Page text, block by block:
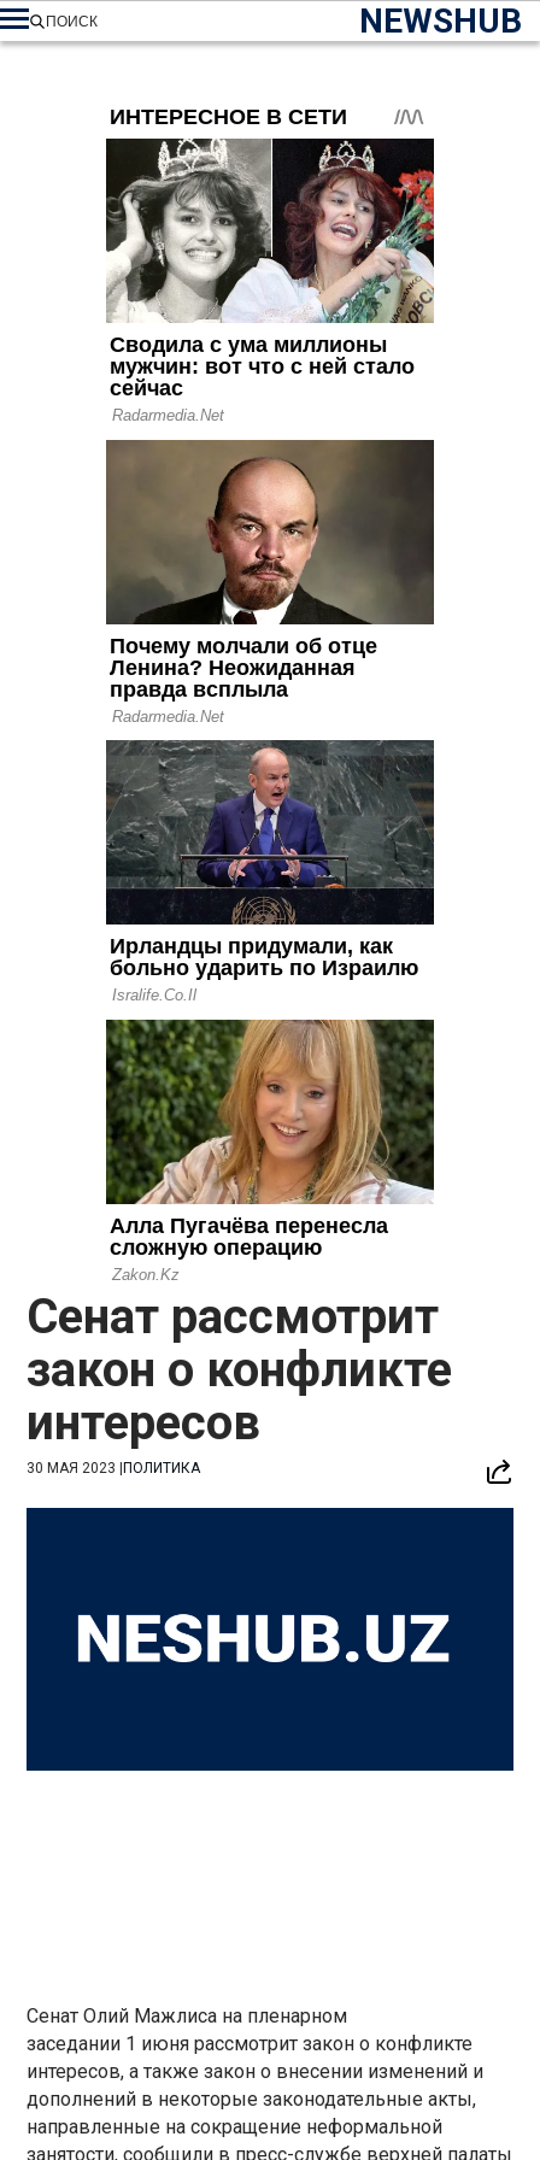
NEWSHUB
ПОИСК
Сенат рассмотрит
закон о конфликте
интересов
30 МАЯ 2023 |ПОЛИТИКА
Сенат Олий Мажлиса на пленарном
заседании 1 июня рассмотрит закон о конфликте
интересов, а также закон о внесении изменений и
дополнений в некоторые законодательные акты,
направленные на сокращение неформальной
занятости, сообщили в пресс-службе верхней палаты